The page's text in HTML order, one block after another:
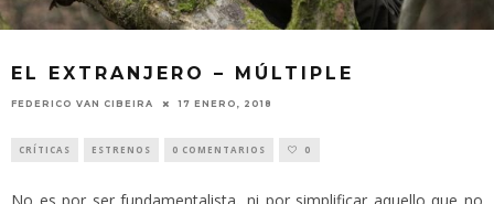
EL EXTRANJERO – MÚLTIPLE
FEDERICO VAN CIBEIRA 17 ENERO, 2018
CRÍTICAS ESTRENOS 0 COMENTARIOS 0